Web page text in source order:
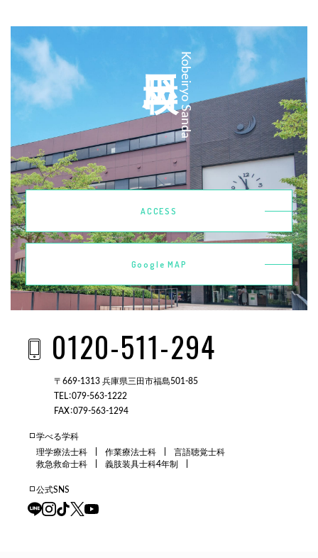
Kobeiryo Sanda
ACCESS
Google MAP
0120-511-294
〒669-1313 兵庫県三田市福島501-85
TEL：079-563-1222
FAX：079-563-1294
学べる学科
理学療法士科
作業療法士科
言語聴覚士科
救急救命士科
義肢装具士科4年制
公式SNS